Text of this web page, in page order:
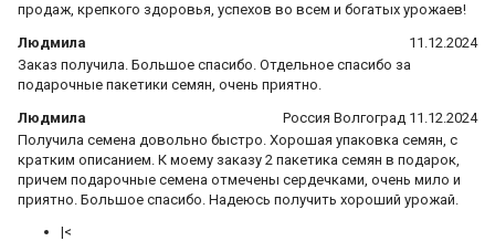
продаж, крепкого здоровья, успехов во всем и богатых урожаев!
Людмила
11.12.2024
Заказ получила. Большое спасибо. Отдельное спасибо за
подарочные пакетики семян, очень приятно.
Людмила
Россия Волгоград 11.12.2024
Получила семена довольно быстро. Хорошая упаковка семян, с
кратким описанием. К моему заказу 2 пакетика семян в подарок,
причем подарочные семена отмечены сердечками, очень мило и
приятно. Большое спасибо. Надеюсь получить хороший урожай.
|<